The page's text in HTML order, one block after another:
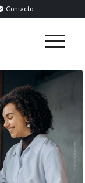
Contacto